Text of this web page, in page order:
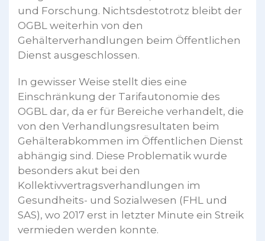
und Forschung. Nichtsdestotrotz bleibt der
OGBL weiterhin von den
Gehälterverhandlungen beim Öffentlichen
Dienst ausgeschlossen.
In gewisser Weise stellt dies eine
Einschränkung der Tarifautonomie des
OGBL dar, da er für Bereiche verhandelt, die
von den Verhandlungsresultaten beim
Gehälterabkommen im Öffentlichen Dienst
abhängig sind. Diese Problematik wurde
besonders akut bei den
Kollektivvertragsverhandlungen im
Gesundheits- und Sozialwesen (FHL und
SAS), wo 2017 erst in letzter Minute ein Streik
vermieden werden konnte.